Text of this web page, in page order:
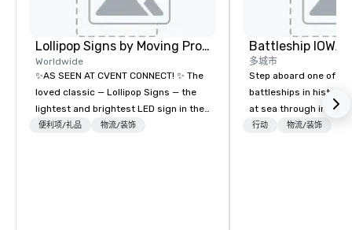
Lollipop Signs by Moving Products
Worldwide
✨AS SEEN AT CVENT CONNECT! ✨ The
loved classic — Lollipop Signs — the
lightest and brightest LED sign in the
world • Open Seats in Dark
便利项/礼品 物流/装饰
Battleship IOWA
多城市
Step aboard one of
battleships in history
at sea through
designed for all
行动 物流/装饰